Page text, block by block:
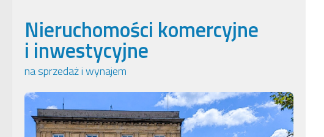
Nieruchomości komercyjne
i inwestycyjne
na sprzedaż i wynajem